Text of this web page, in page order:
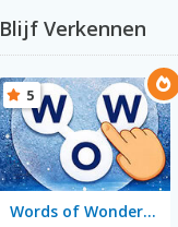
Blijf Verkennen
Words of Wonders - WOW
5